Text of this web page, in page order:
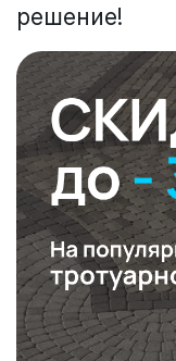
решение!